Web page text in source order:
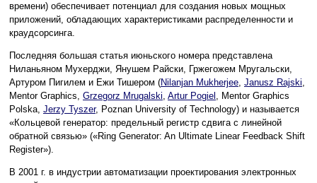
времени) обеспечивает потенциал для создания новых мощных
приложений, обладающих характеристиками распределенности и
краудсорсинга.
Последняя большая статья июньского номера представлена
Ниланьяном Мухерджи, Янушем Райски, Гржегожем Мругальски,
Артуром Пигилем и Ежи Тишером (Nilanjan Mukherjee, Janusz Rajski,
Mentor Graphics, Grzegorz Mrugalski, Artur Pogiel , Mentor Graphics
Polska, Jerzy Tyszer, Poznan University of Technology) и называется
«Кольцевой генератор: предельный регистр сдвига с линейной
обратной связью» («Ring Generator: An Ultimate Linear Feedback Shift
Register»).
В 2001 г. в индустрии автоматизации проектирования электронных